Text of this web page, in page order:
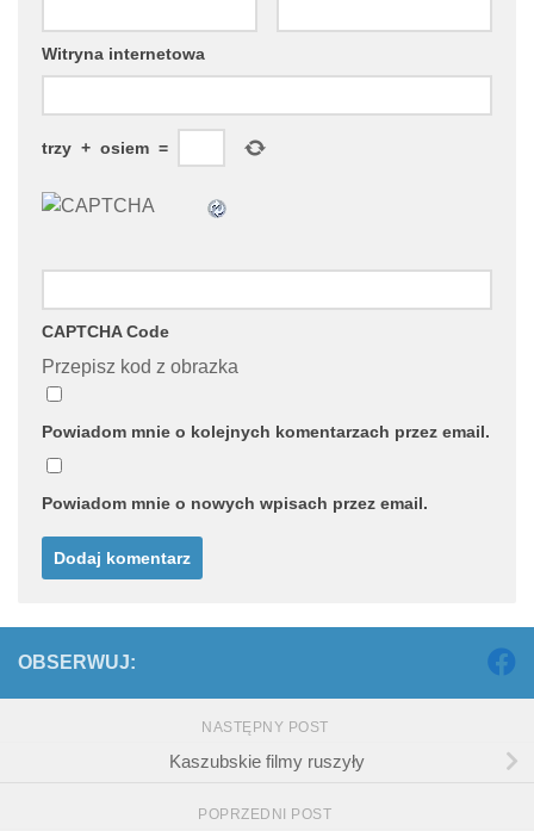
Witryna internetowa
trzy + osiem =
CAPTCHA Code
Przepisz kod z obrazka
Powiadom mnie o kolejnych komentarzach przez email.
Powiadom mnie o nowych wpisach przez email.
OBSERWUJ:
NASTĘPNY POST
Kaszubskie filmy ruszyły
POPRZEDNI POST